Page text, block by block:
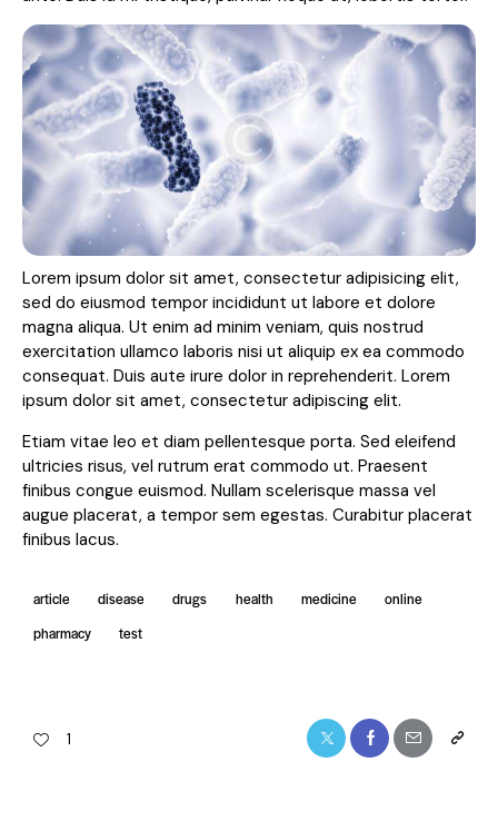
Lorem ipsum dolor sit amet, consectetur adipisicing elit,
sed do eiusmod tempor incididunt ut labore et dolore
magna aliqua. Ut enim ad minim veniam, quis nostrud
exercitation ullamco laboris nisi ut aliquip ex ea commodo
consequat. Duis aute irure dolor in reprehenderit. Lorem
ipsum dolor sit amet, consectetur adipiscing elit.
Etiam vitae leo et diam pellentesque porta. Sed eleifend
ultricies risus, vel rutrum erat commodo ut. Praesent
finibus congue euismod. Nullam scelerisque massa vel
augue placerat, a tempor sem egestas. Curabitur placerat
finibus lacus.
article disease drugs health medicine
online
pharmacy
test
1
Twitter-FacebookShare- Copy